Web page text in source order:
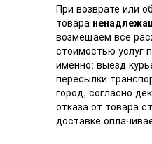
При возврате или
товара
возмещаем все
стоимостью услуг
именно: выезд
пересылки
город, согласно
отказа от товара
доставке